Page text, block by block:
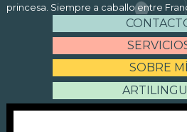
princesa. Siempre a caballo entre
SOBRE MÍ